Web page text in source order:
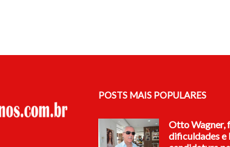
POSTS MAIS POPULARES
Otto Wagner,
dificuldades e